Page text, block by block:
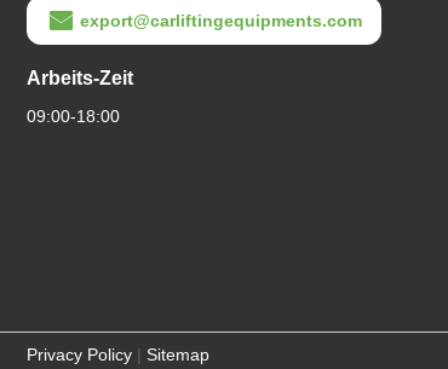
export@carliftingequipments.com
Arbeits-Zeit
09:00-18:00
Privacy Policy | Sitemap